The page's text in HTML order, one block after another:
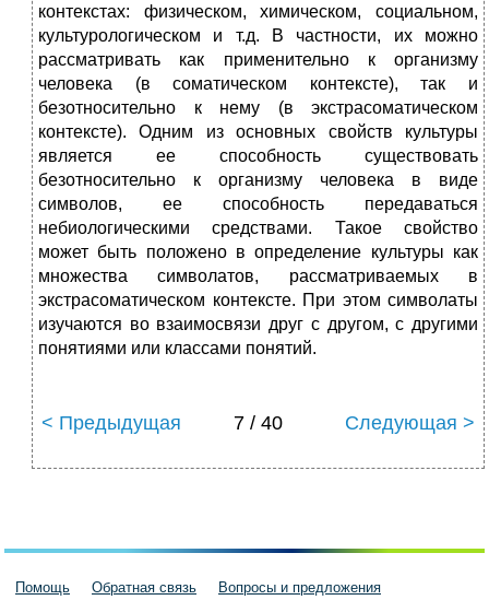
контекстах: физическом, химическом, социальном,
культурологическом и т.д. В частности, их можно
рассматривать как применительно к организму
человека (в соматическом контексте), так и
безотносительно к нему (в экстрасоматическом
контексте). Одним из основных свойств культуры
является ее способность существовать
безотносительно к организму человека в виде
символов, ее способность передаваться
небиологическими средствами. Такое свойство
может быть положено в определение культуры как
множества символатов, рассматриваемых в
экстрасоматическом контексте. При этом символаты
изучаются во взаимосвязи друг с другом, с другими
понятиями или классами понятий.
< Предыдущая 7 / 40 Следующая >
Помощь Обратная связь Вопросы и предложения